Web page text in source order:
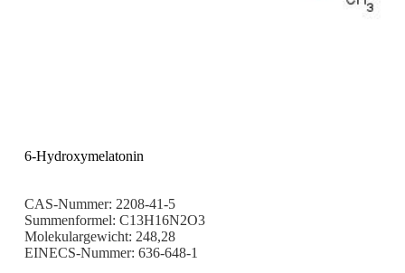
6-Hydroxymelatonin
CAS-Nummer: 2208-41-5
Summenformel: C13H16N2O3
Molekulargewicht: 248,28
EINECS-Nummer: 636-648-1